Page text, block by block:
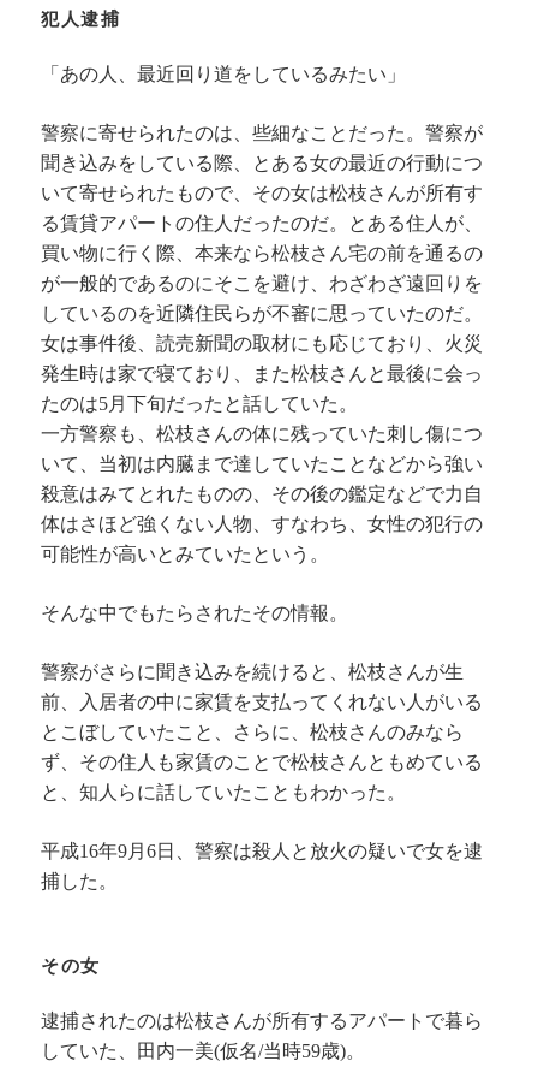
犯人逮捕
「あの人、最近回り道をしているみたい」
警察に寄せられたのは、些細なことだった。警察が
聞き込みをしている際、とある女の最近の行動につ
いて寄せられたもので、その女は松枝さんが所有す
る賃貸アパートの住人だったのだ。とある住人が、
買い物に行く際、本来なら松枝さん宅の前を通るの
が一般的であるのにそこを避け、わざわざ遠回りを
しているのを近隣住民らが不審に思っていたのだ。
女は事件後、読売新聞の取材にも応じており、火災
発生時は家で寝ており、また松枝さんと最後に会っ
たのは5月下旬だったと話していた。
一方警察も、松枝さんの体に残っていた刺し傷につ
いて、当初は内臓まで達していたことなどから強い
殺意はみてとれたものの、その後の鑑定などで力自
体はさほど強くない人物、すなわち、女性の犯行の
可能性が高いとみていたという。
そんな中でもたらされたその情報。
警察がさらに聞き込みを続けると、松枝さんが生
前、入居者の中に家賃を支払ってくれない人がいる
とこぼしていたこと、さらに、松枝さんのみなら
ず、その住人も家賃のことで松枝さんともめている
と、知人らに話していたこともわかった。
平成16年9月6日、警察は殺人と放火の疑いで女を逮
捕した。
その女
逮捕されたのは松枝さんが所有するアパートで暮ら
していた、田内一美(仮名/当時59歳)。